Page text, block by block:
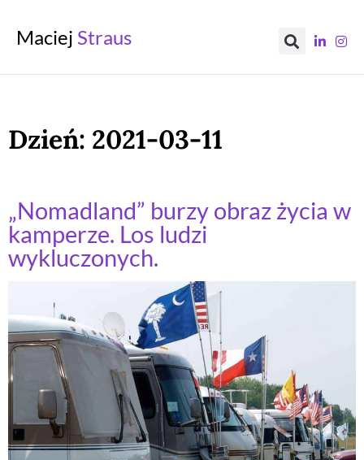
Maciej Straus
Dzień: 2021-03-11
„Nomadland” burzy obraz życia w
kamperze. Los ludzi
wykluczonych.